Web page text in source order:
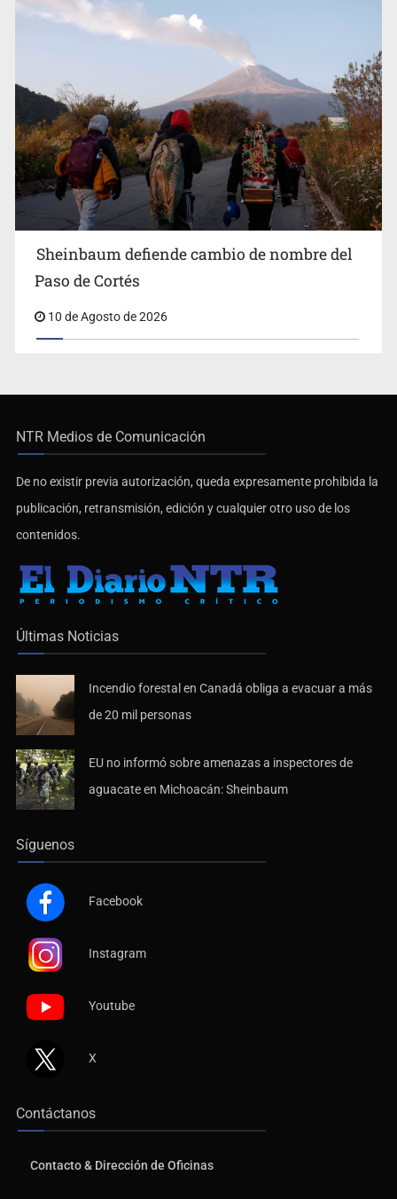
Sheinbaum defiende cambio de nombre del
Paso de Cortés
10 de Agosto de 2026
NTR Medios de Comunicación
De no existir previa autorización, queda expresamente prohibida la
publicación, retransmisión, edición y cualquier otro uso de los
contenidos.
Últimas Noticias
Incendio forestal en Canadá obliga a evacuar a más
de 20 mil personas
EU no informó sobre amenazas a inspectores de
aguacate en Michoacán: Sheinbaum
Síguenos
Facebook
Instagram
Youtube
X
Contáctanos
Contacto & Dirección de Oficinas